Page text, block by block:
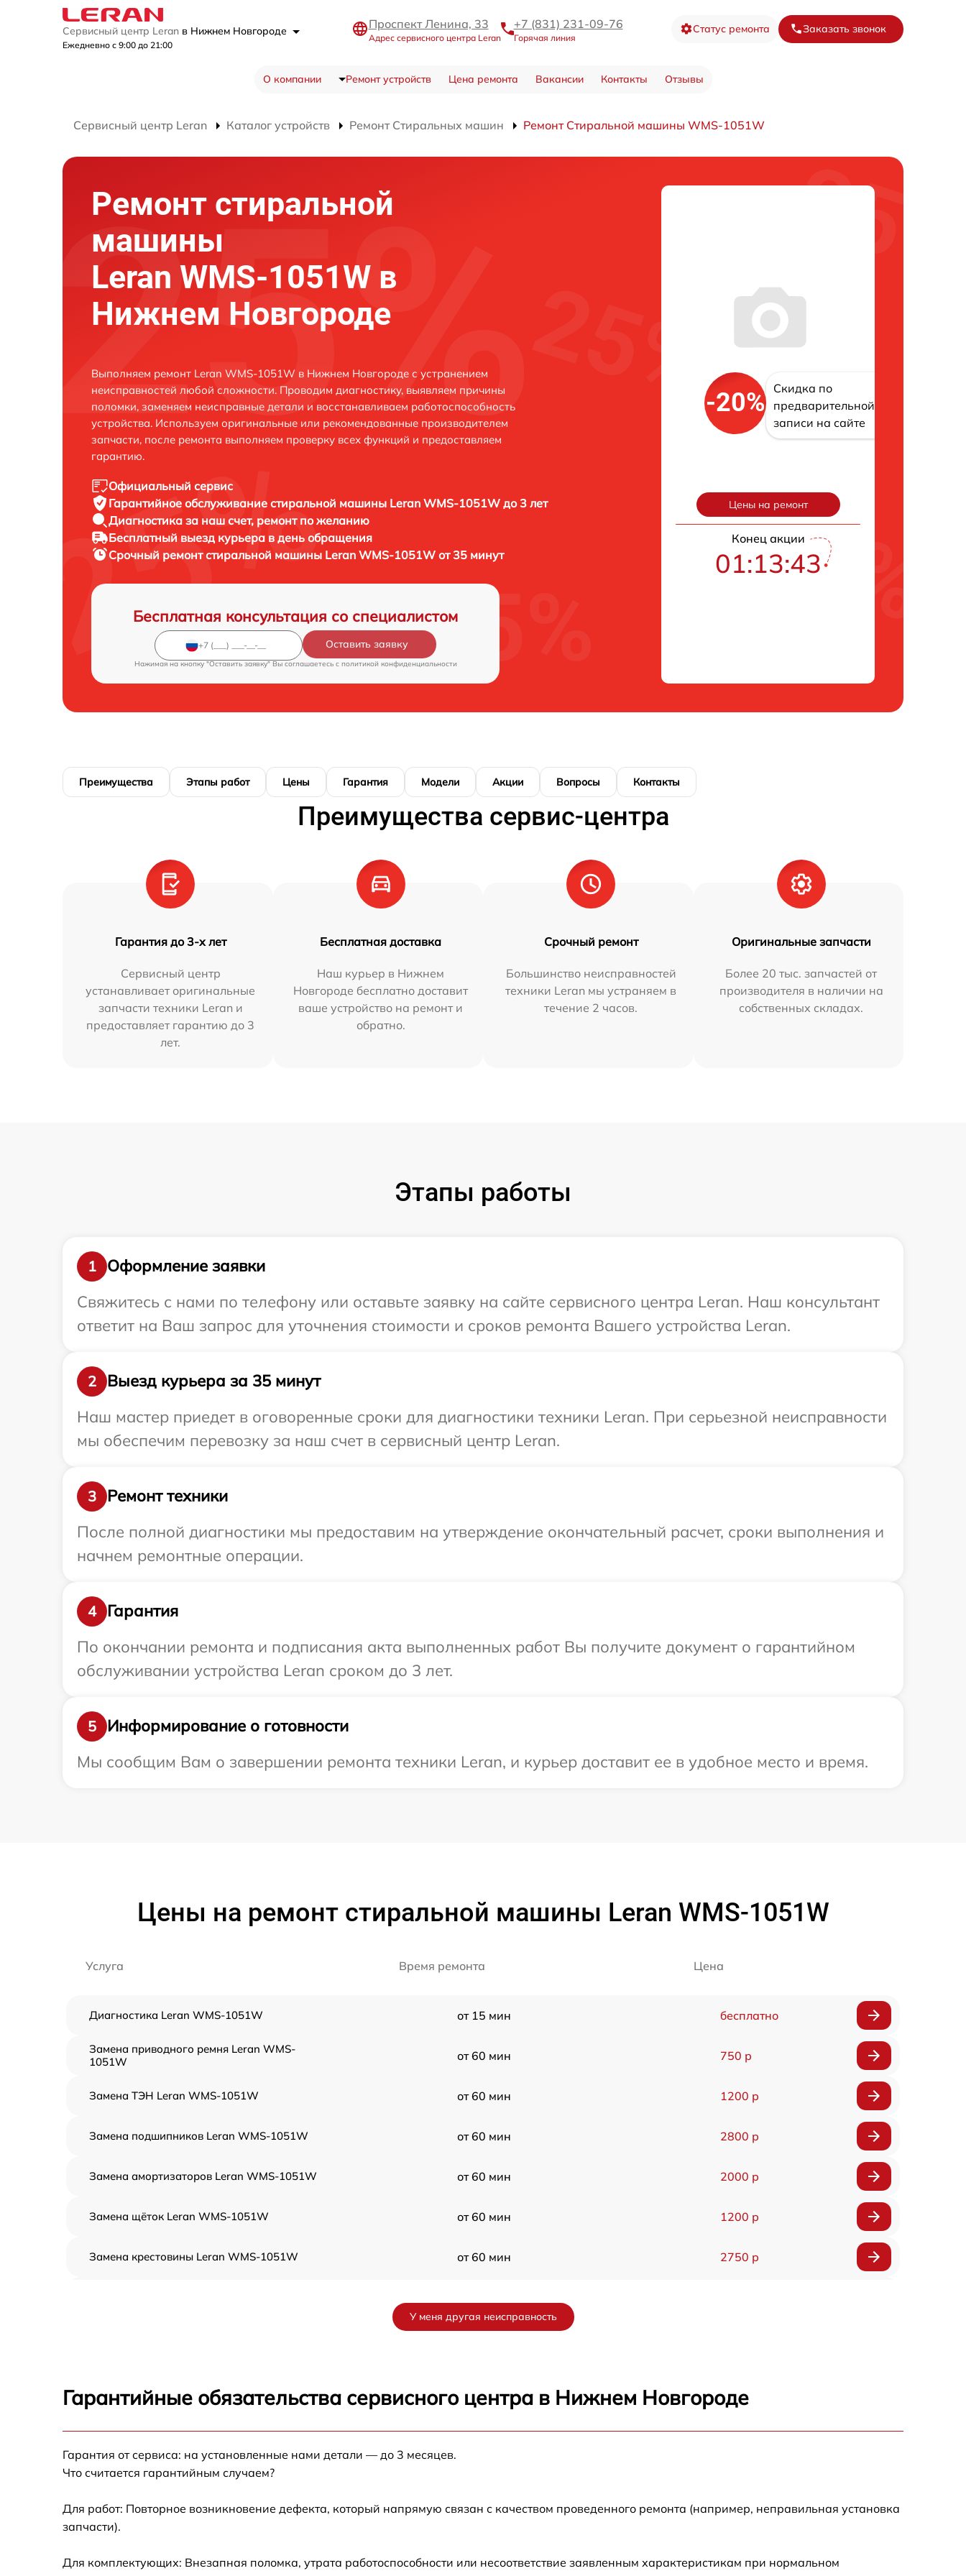
Сервисный центр Leran в Нижнем Новгороде
Ежедневно с 9:00 до 21:00
Проспект Ленина, 33
Адрес сервисного центра Leran
+7 (831) 231-09-76
Горячая линия
Статус ремонта Заказать звонок
О компании Ремонт устройств Цена ремонта Вакансии Контакты Отзывы
Сервисный центр Leran Каталог устройств Ремонт Стиральных машин Ремонт Стиральной машины WMS-1051W
Ремонт стиральной
машины
Leran WMS-1051W в
Нижнем Новгороде
Выполняем ремонт Leran WMS-1051W в Нижнем Новгороде с устранением
неисправностей любой сложности. Проводим диагностику, выявляем причины
поломки, заменяем неисправные детали и восстанавливаем работоспособность
устройства. Используем оригинальные или рекомендованные производителем
запчасти, после ремонта выполняем проверку всех функций и предоставляем
гарантию.
Официальный сервис
Гарантийное обслуживание стиральной машины Leran WMS-1051W до 3 лет
Диагностика за наш счет, ремонт по желанию
Бесплатный выезд курьера в день обращения
Срочный ремонтстиральной машины Leran WMS-1051W от 35 минут
Бесплатная консультация со специалистом
Оставить заявку
Нажимая на кнопку "Оставить заявку" Вы соглашаетесь c политикой конфиденциальности
-20%
Скидка по
предварительной
записи на сайте
Цены на ремонт
Конец акции
01:13:42
Преимущества Этапы работ Цены Гарантия Модели Акции Вопросы Контакты
Преимущества сервис-центра
Гарантия до 3-х лет
Сервисный центр
устанавливает оригинальные
запчасти техники Leran и
предоставляет гарантию до 3
лет.
Бесплатная доставка
Наш курьер в Нижнем
Новгороде бесплатно доставит
ваше устройство на ремонт и
обратно.
Срочный ремонт
Большинство неисправностей
техники Leran мы устраняем в
течение 2 часов.
Оригинальные запчасти
Более 20 тыс. запчастей от
производителя в наличии на
собственных складах.
Этапы работы
1
Оформление заявки
Свяжитесь с нами по телефону или оставьте заявку на сайте сервисного центра Leran. Наш консультант
ответит на Ваш запрос для уточнения стоимости и сроков ремонта Вашего устройства Leran.
2
Выезд курьера за 35 минут
Наш мастер приедет в оговоренные сроки для диагностики техники Leran. При серьезной неисправности
мы обеспечим перевозку за наш счет в сервисный центр Leran.
3
Ремонт техники
После полной диагностики мы предоставим на утверждение окончательный расчет, сроки выполнения и
начнем ремонтные операции.
4
Гарантия
По окончании ремонта и подписания акта выполненных работ Вы получите документ о гарантийном
обслуживании устройства Leran сроком до 3 лет.
5
Информирование о готовности
Мы сообщим Вам о завершении ремонта техники Leran, и курьер доставит ее в удобное место и время.
Цены на ремонт стиральной машины Leran WMS-1051W
Услуга Время ремонта Цена
Диагностика Leran WMS-1051W от 15 мин бесплатно
Замена приводного ремня Leran WMS-
1051W
от 60 мин 750 р
Замена ТЭН Leran WMS-1051W от 60 мин 1200 р
Замена подшипников Leran WMS-1051W от 60 мин 2800 р
Замена амортизаторов Leran WMS-1051W от 60 мин 2000 р
Замена щёток Leran WMS-1051W от 60 мин 1200 р
Замена крестовины Leran WMS-1051W от 60 мин 2750 р
Замена УБЛ Leran WMS-1051W
WMS-1051W
У меня другая неисправность
Гарантийные обязательства сервисного центра в Нижнем Новгороде
Гарантия от сервиса: на установленные нами детали — до 3 месяцев.
Что считается гарантийным случаем?
Для работ: Повторное возникновение дефекта, который напрямую связан с качеством проведенного ремонта (например, неправильная установка
запчасти).
Для комплектующих: Внезапная поломка, утрата работоспособности или несоответствие заявленным характеристикам при нормальном